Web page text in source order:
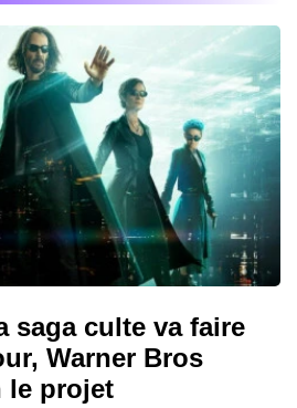
saga culte va faire
Warner Bros
le projet